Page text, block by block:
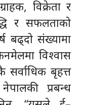
विक्रेता र
र सफलताको
बढ्दो संख्यामा
विश्वास
सर्वाधिक बृहत्त
प्रबन्ध